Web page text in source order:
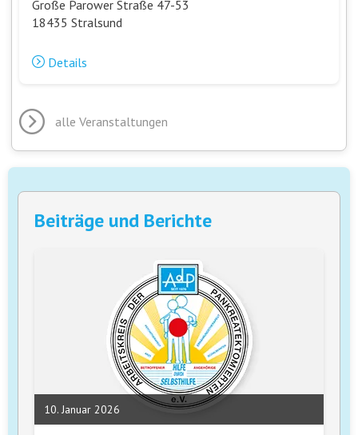
Große Parower Straße 47-53
18435 Stralsund
Details
alle Veranstaltungen
Beiträge und Berichte
10. Januar 2026